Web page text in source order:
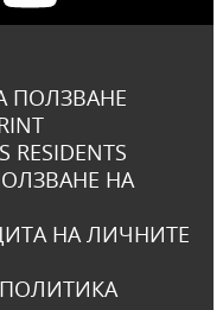
ПОЛЗВАНЕ
RESIDENTS
НА
НА ЛИЧНИТЕ
ПОЛИТИКА